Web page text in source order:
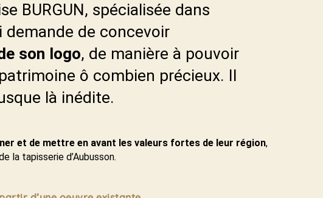
BURGUN, spécialisée dans
demande de concevoir
son logo, de manière à pouvoir
ô combien précieux. Il
là inédite.
et de mettre en avant les valeurs fortes de leur région,
la tapisserie d’Aubusson.